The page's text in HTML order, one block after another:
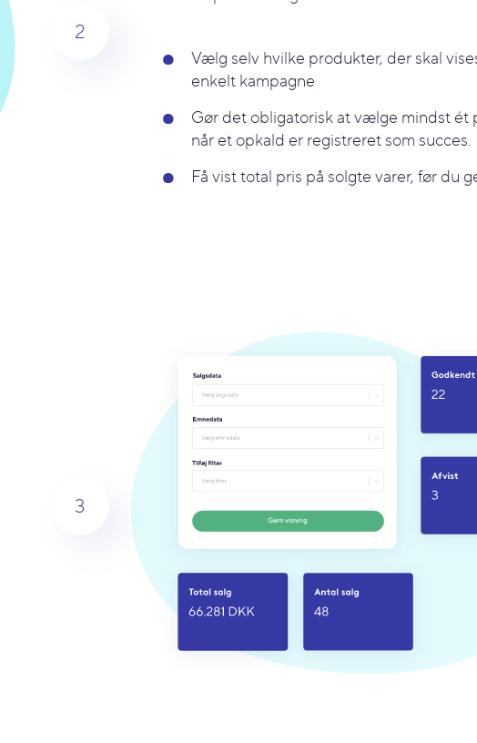
2
Vælg selv hvilke produkter, der skal
enkelt kampagne
Gør det obligatorisk at vælge mindst ét
når et opkald er registreret som succes.
Få vist total pris på solgte varer, før du
3